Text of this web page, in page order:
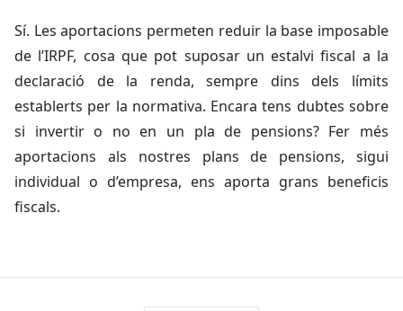
Sí. Les aportacions permeten reduir la base imposable
de l’IRPF, cosa que pot suposar un estalvi fiscal a la
declaració de la renda, sempre dins dels límits
establerts per la normativa. Encara tens dubtes sobre
si invertir o no en un pla de pensions? Fer més
aportacions als nostres plans de pensions, sigui
individual o d’empresa, ens aporta grans beneficis
fiscals.